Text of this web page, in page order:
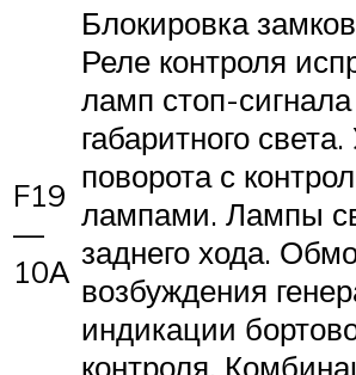
F19
—
10А
Блокировка
Реле контроля
ламп стоп-
габаритного
поворота с
лампами. Лампы
заднего хода.
возбуждения
индикации
контроля.